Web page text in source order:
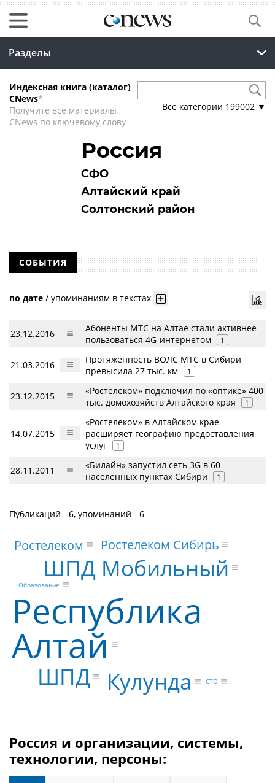
Разделы
Индексная книга (каталог)
CNews*
Получите все материалы
CNews по ключевому слову
Все категории 199002 ▼
Россия
СФО
Алтайский край
Солтонский район
СОБЫТИЯ
по дате / упоминаниям в текстах
23.12.2016
Абоненты МТС на Алтае стали активнее
пользоваться 4G-интернетом
1
21.03.2016
Протяженность ВОЛС МТС в Сибири
превысила 27 тыс. км
1
23.12.2015
«Ростелеком» подключил по «оптике» 400
тыс. домохозяйств Алтайского края
1
14.07.2015
«Ростелеком» в Алтайском крае
расширяет географию предоставления
услуг
1
28.11.2011
«Билайн» запустил сеть 3G в 60
населенных пунктах Сибири
1
Публикаций - 6, упоминаний - 6
Республика
Алтай
ШПД
ШПД Мобильный
Кулунда
Ростелеком Сибирь
Ростелеком
Образование
CTO
Россия и организации, системы,
технологии, персоны: